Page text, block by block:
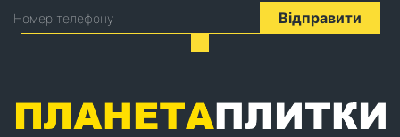
Номер телефону Відправити